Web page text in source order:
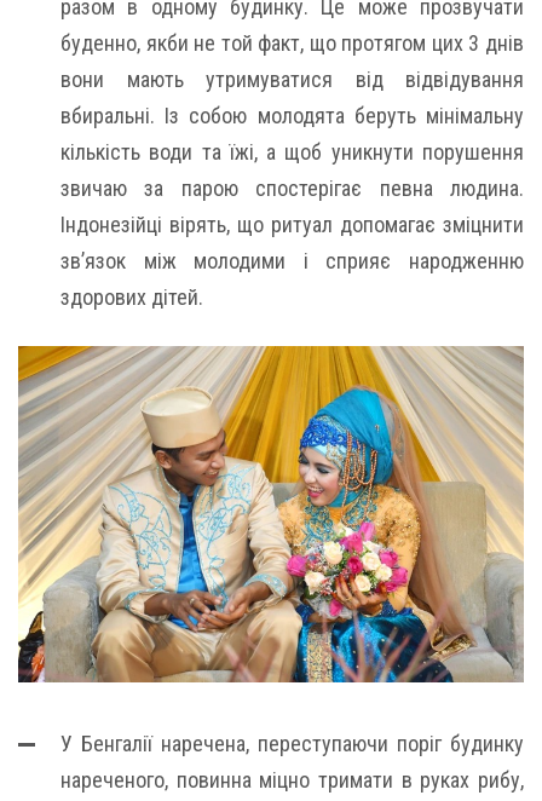
разом в одному будинку. Це може прозвучати
буденно, якби не той факт, що протягом цих 3 днів
вони мають утримуватися від відвідування
вбиральні. Із собою молодята беруть мінімальну
кількість води та їжі, а щоб уникнути порушення
звичаю за парою спостерігає певна людина.
Індонезійці вірять, що ритуал допомагає зміцнити
зв’язок між молодими і сприяє народженню
здорових дітей.
У Бенгалії наречена, переступаючи поріг будинку
нареченого, повинна міцно тримати в руках рибу,